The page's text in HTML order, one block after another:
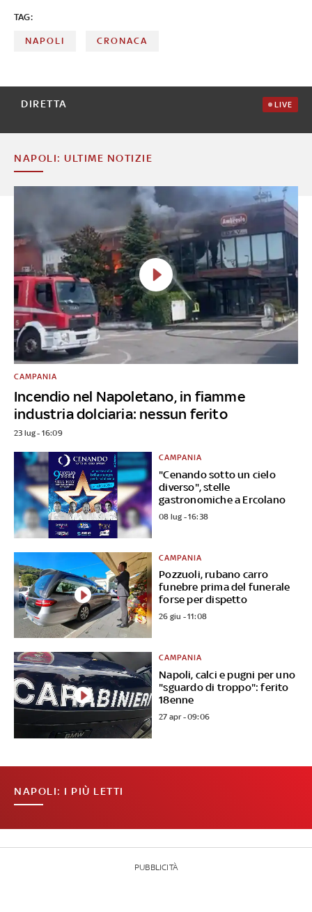
TAG:
NAPOLI CRONACA
DIRETTA LIVE
NAPOLI: ULTIME NOTIZIE
Incendio nel Napoletano, in fiamme
industria dolciaria: nessun ferito
CAMPANIA
23 lug - 16:09
"Cenando sotto un cielo
diverso", stelle
gastronomiche a Ercolano
CAMPANIA
08 lug - 16:38
Pozzuoli, rubano carro
funebre prima del funerale
forse per dispetto
CAMPANIA
26 giu - 11:08
Napoli, calci e pugni per uno
"sguardo di troppo": ferito
18enne
CAMPANIA
27 apr - 09:06
NAPOLI: I PIÙ LETTI
PUBBLICITÀ